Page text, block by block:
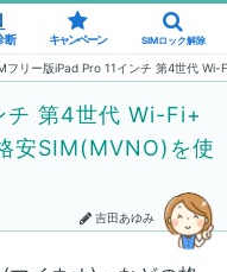
断 キャンペーン SIMロック解除
フリー版iPad Pro 11インチ 第4世代
チ 第4世代 Wi-Fi+
安SIM(MVNO)を使
吉田あゆみ
断 キャンペーン SIMロック解除